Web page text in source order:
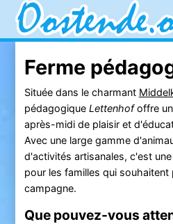
Ferme
Située dans le charmant
pédagogique Lettenhofoffre un
après-midi de plaisir et
Avec une large gamme
d'activités artisanales, c'est
pour les familles qui souhaitent
campagne.
Que pouvez-vous